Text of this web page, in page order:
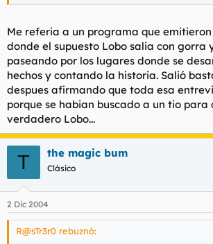
Me referia a un programa que
donde el supuesto Lobo salia con gorra
paseando por los lugares donde se
hechos y contando la historia. Salió
despues afirmando que toda esa
porque se habian buscado a un tio para
verdadero Lobo...
T the magic bum
Clásico
2 Dic 2004
R@sTr3r0 rebuznó: